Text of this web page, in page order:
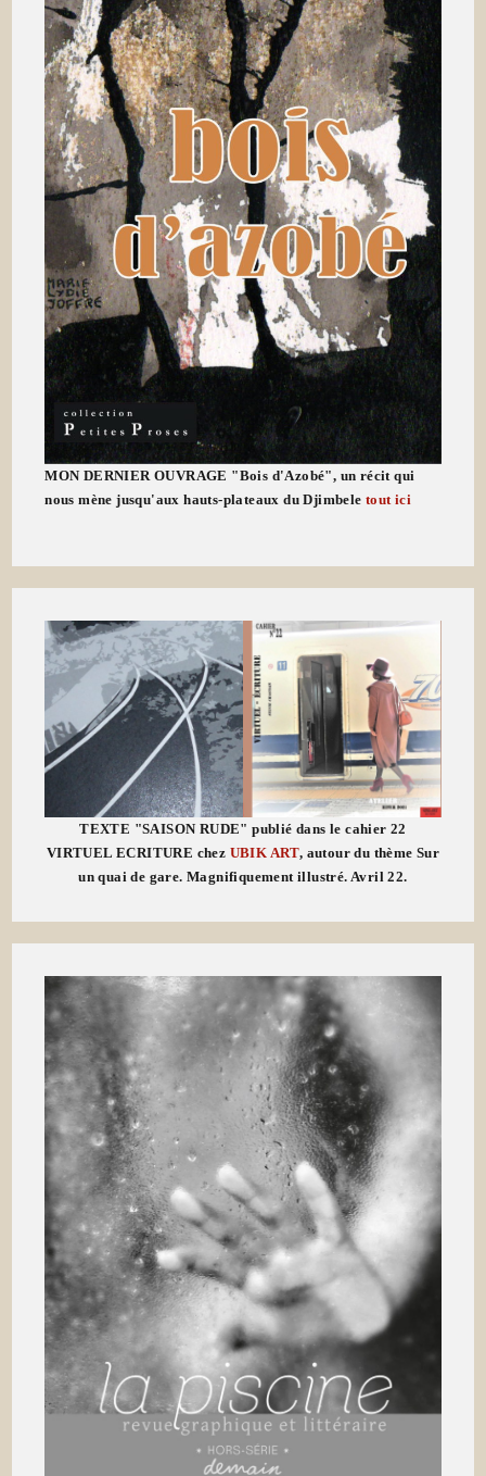
MON DERNIER OUVRAGE "Bois d'Azobé", un récit qui
nous mène jusqu'aux hauts-plateaux du Djimbeletout ici
TEXTE "SAISON RUDE" publié dans le cahier 22
VIRTUEL ECRITURE chez UBIK ART, autour du thème Sur
un quai de gare. Magnifiquement illustré. Avril 22.